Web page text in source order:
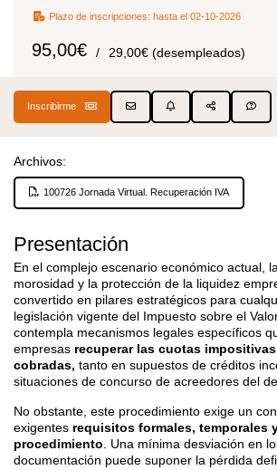
Plazo de inscripciones: hasta el 02-10-2026
95,00€ 29,00€ (desempleados)
Inscribirme
Archivos:
100726 Jornada Virtual. Recuperación IVA
Presentación
En el complejo escenario económico actual,
morosidad y la protección de la liquidez
convertido en pilares estratégicos para
legislación vigente del Impuesto sobre el
contempla mecanismos legales específicos
empresas recuperar las cuotas
cobradas, tanto en supuestos de créditos
situaciones de concurso de acreedores del
No obstante, este procedimiento exige un
exigentes requisitos formales, temporales
procedimiento . Una mínima desviación en
documentación puede suponer la pérdida